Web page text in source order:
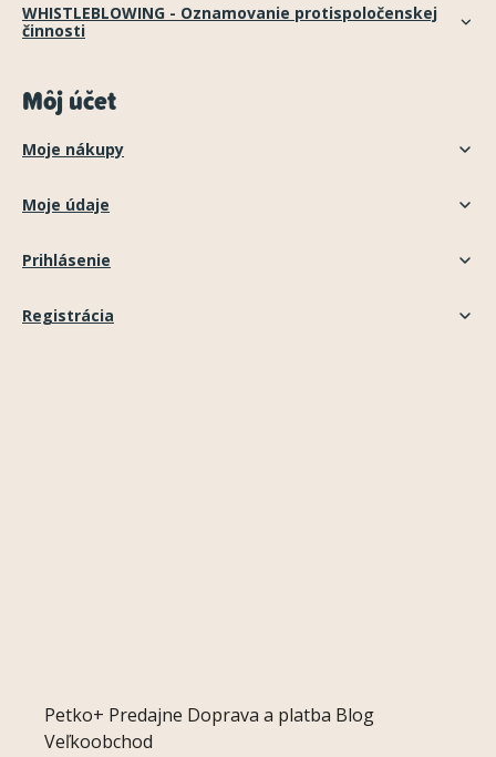
WHISTLEBLOWING - Oznamovanie protispoločenskej
činnosti
Môj účet
Moje nákupy
Moje údaje
Prihlásenie
Registrácia
Petko+ Predajne Doprava a platba Blog
Veľkoobchod